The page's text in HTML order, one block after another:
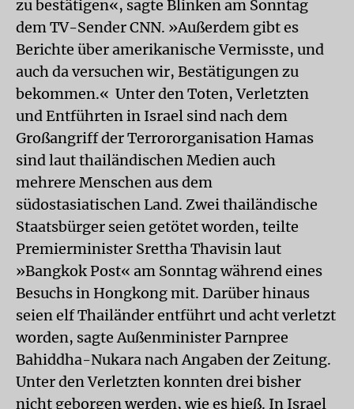
zu bestätigen«, sagte Blinken am Sonntag
dem TV-Sender CNN. »Außerdem gibt es
Berichte über amerikanische Vermisste, und
auch da versuchen wir, Bestätigungen zu
bekommen.« Unter den Toten, Verletzten
und Entführten in Israel sind nach dem
Großangriff der Terrororganisation Hamas
sind laut thailändischen Medien auch
mehrere Menschen aus dem
südostasiatischen Land. Zwei thailändische
Staatsbürger seien getötet worden, teilte
Premierminister Srettha Thavisin laut
»Bangkok Post« am Sonntag während eines
Besuchs in Hongkong mit. Darüber hinaus
seien elf Thailänder entführt und acht verletzt
worden, sagte Außenminister Parnpree
Bahiddha-Nukara nach Angaben der Zeitung.
Unter den Verletzten konnten drei bisher
nicht geborgen werden, wie es hieß. In Israel